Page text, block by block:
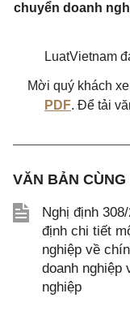
chuyển doanh
LuatVietnam
Mời quý khách
PDF. Để tải
VĂN BẢN
Nghị định
định chi tiết
nghiệp về
doanh nghiệp
nghiệp